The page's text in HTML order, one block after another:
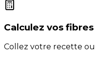
Calculez vos fibres
Collez votre recette